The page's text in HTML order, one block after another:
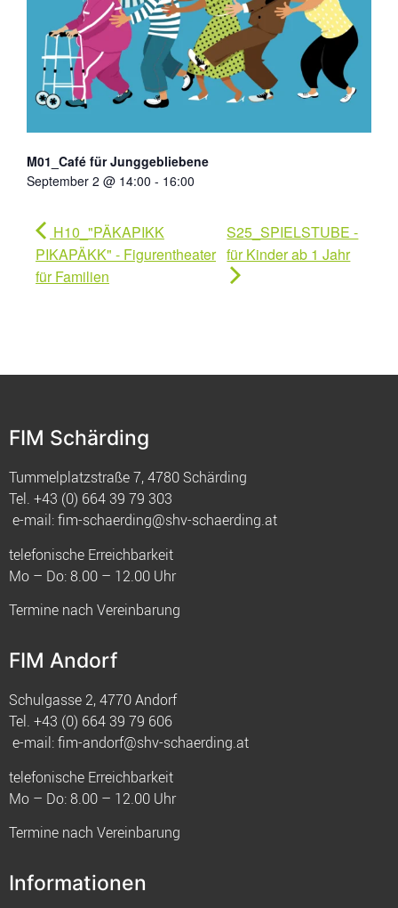
M01_Café für Junggebliebene
September 2 @ 14:00 - 16:00
H10_"PÄKAPIKK
PIKAPÄKK" - Figurentheater
für Familien
S25_SPIELSTUBE -
für Kinder ab 1 Jahr
FIM Schärding
Tummelplatzstraße 7, 4780 Schärding
Tel. +43 (0) 664 39 79 303
e-mail:fim-schaerding@shv-schaerding.at
telefonische Erreichbarkeit
Mo – Do: 8.00 – 12.00 Uhr
Termine nach Vereinbarung
FIM Andorf
Schulgasse 2, 4770 Andorf
Tel. +43 (0) 664 39 79 606
e-mail:fim-andorf@shv-schaerding.at
telefonische Erreichbarkeit
Mo – Do: 8.00 – 12.00 Uhr
Termine nach Vereinbarung
Informationen